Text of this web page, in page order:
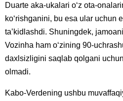
Duarte aka-ukalari oʻz ota-
koʻrishganini, bu esa ular uchun
taʼkidlashdi. Shuningdek,
Vozinha ham oʻzining 90-
daxlsizligini saqlab qolgani
olmadi.
Kabo-Verdening ushbu